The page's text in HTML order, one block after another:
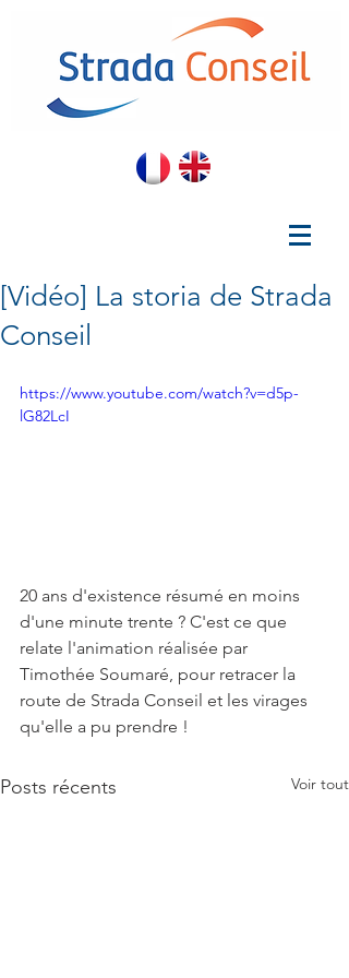
[Vidéo] La storia de Strada
Conseil
https://www.youtube.com/watch?v=d5p-
lG82LcI
20 ans d'existence résumé en moins
d'une minute trente ? C'est ce que
relate l'animation réalisée par
Timothée Soumaré, pour retracer la
route de Strada Conseil et les virages
qu'elle a pu prendre !
Posts récents Voir tout